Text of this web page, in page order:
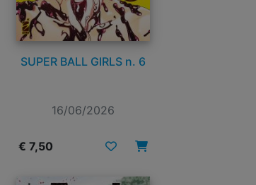
SUPER BALL GIRLS n. 6
16/06/2026
€ 7,50